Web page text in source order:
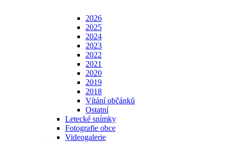
2026
2025
2024
2023
2022
2021
2020
2019
2018
Vítání občánků
Ostatní
Letecké snímky
Fotografie obce
Videogalerie